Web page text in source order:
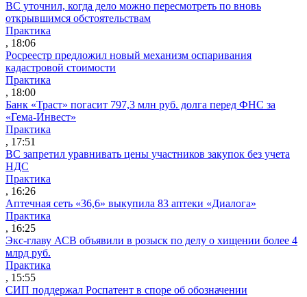
ВС уточнил, когда дело можно пересмотреть по вновь
открывшимся обстоятельствам
Практика
, 18:06
Росреестр предложил новый механизм оспаривания
кадастровой стоимости
Практика
, 18:00
Банк «Траст» погасит 797,3 млн руб. долга перед ФНС за
«Гема-Инвест»
Практика
, 17:51
ВС запретил уравнивать цены участников закупок без учета
НДС
Практика
, 16:26
Аптечная сеть «36,6» выкупила 83 аптеки «Диалога»
Практика
, 16:25
Экс-главу АСВ объявили в розыск по делу о хищении более 4
млрд руб.
Практика
, 15:55
СИП поддержал Роспатент в споре об обозначении